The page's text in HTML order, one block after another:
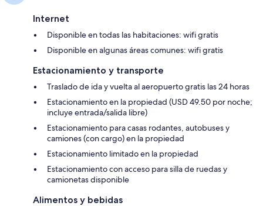
Internet
Disponible en todas las habitaciones: wifi gratis
Disponible en algunas áreas comunes: wifi gratis
Estacionamiento y transporte
Traslado de ida y vuelta al aeropuerto gratis las 24 horas
Estacionamiento en la propiedad (USD 49.50 por noche;
incluye entrada/salida libre)
Estacionamiento para casas rodantes, autobuses y
camiones (con cargo) en la propiedad
Estacionamiento limitado en la propiedad
Estacionamiento con acceso para silla de ruedas y
camionetas disponible
Alimentos y bebidas